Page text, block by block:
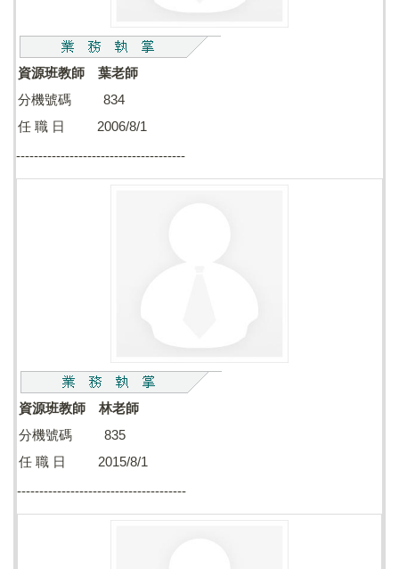
資源班教師 葉老師
分機號碼 834
任 職 日 2006/8/1
--------------------------------------
資源班教師 林老師
分機號碼 835
任 職 日 2015/8/1
--------------------------------------